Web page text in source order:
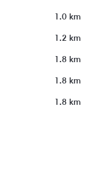
1.0 km
1.2 km
1.8 km
1.8 km
1.8 km